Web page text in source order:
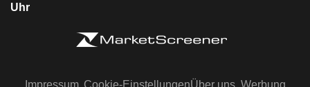
Uhr
Impressum Cookie-EinstellungenÜber uns Werbung